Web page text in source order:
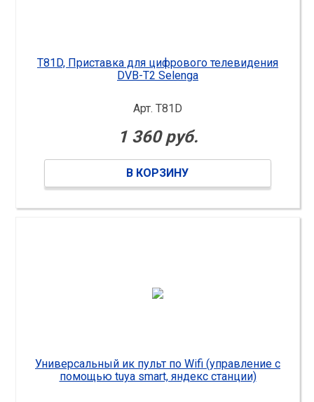
T81D, Приставка для цифрового телевидения
DVB-T2 Selenga
Арт. T81D
1 360 руб.
В КОРЗИНУ
Универсальный ик пульт по Wifi (управление с
помощью tuya smart, яндекс станции)